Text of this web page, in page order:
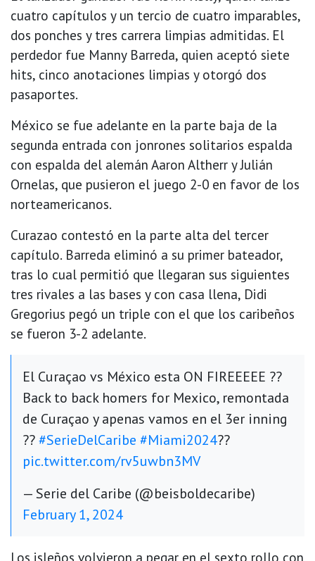
cuatro capítulos y un tercio de cuatro imparables,
dos ponches y tres carrera limpias admitidas. El
perdedor fue Manny Barreda, quien aceptó siete
hits, cinco anotaciones limpias y otorgó dos
pasaportes.
México se fue adelante en la parte baja de la
segunda entrada con jonrones solitarios espalda
con espalda del alemán Aaron Altherr y Julián
Ornelas, que pusieron el juego 2-0 en favor de los
norteamericanos.
Curazao contestó en la parte alta del tercer
capítulo. Barreda eliminó a su primer bateador,
tras lo cual permitió que llegaran sus siguientes
tres rivales a las bases y con casa llena, Didi
Gregorius pegó un triple con el que los caribeños
se fueron 3-2 adelante.
El Curaçao vs México esta ON FIREEEEE ??
Back to back homers for Mexico, remontada
de Curaçao y apenas vamos en el 3er inning
??#SerieDelCaribe #Miami2024??
pic.twitter.com/rv5uwbn3MV
— Serie del Caribe (@beisboldecaribe)
February 1, 2024
Los isleños volvieron a pegar en el sexto rollo con